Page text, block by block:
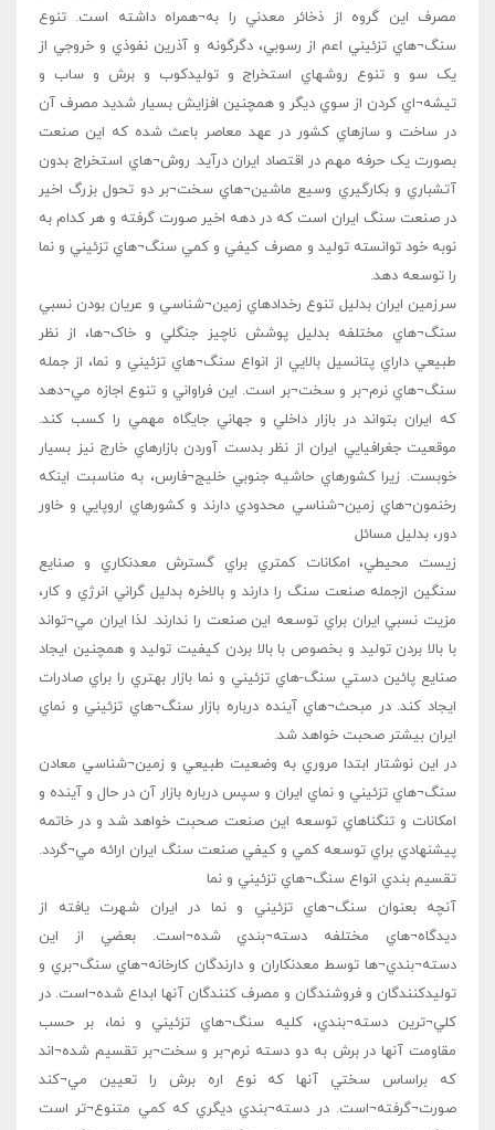
مصرف اين گروه از ذخائر معدني را به¬همراه داشته است. تنوع
سنگ¬هاي تزئيني اعم از رسوبي، دگرگونه و آذرين نفوذي و خروجي از
يک سو و تنوع روشهاي استخراج و توليدکوب و برش و ساب و
تيشه¬اي کردن از سوي ديگر و همچنين افزايش بسيار شديد مصرف آن
در ساخت و سازهاي کشور در عهد معاصر باعث شده که اين صنعت
بصورت يک حرفه مهم در اقتصاد ايران درآيد. روش¬هاي استخراج بدون
آتشباري و بکارگيري وسيع ماشين¬هاي سخت¬بر دو تحول بزرگ اخير
در صنعت سنگ ايران است که در دهه اخير صورت گرفته و هر کدام به
نوبه خود توانسته توليد و مصرف کيفي و کمي سنگ¬هاي تزئيني و نما
را توسعه دهد.
سرزمين ايران بدليل تنوع رخدادهاي زمين¬شناسي و عريان بودن نسبي
سنگ¬هاي مختلفه بدليل پوشش ناچيز جنگلي و خاک¬ها، از نظر
طبيعي داراي پتانسيل بالايي از انواع سنگ¬هاي تزئيني و نما، از جمله
سنگ¬هاي نرم¬بر و سخت¬بر است. اين فراواني و تنوع اجازه مي¬دهد
که ايران بتواند در بازار داخلي و جهاني جايگاه مهمي را کسب کند.
موقعيت جغرافيايي ايران از نظر بدست آوردن بازارهاي خارج نيز بسيار
خوبست. زيرا کشورهاي حاشيه جنوبي خليج¬فارس، به مناسبت اينکه
رخنمون¬هاي زمين¬شناسي محدودي دارند و کشورهاي اروپايي و خاور
دور، بدليل مسائل
زيست محيطي، امکانات کمتري براي گسترش معدنکاري و صنايع
سنگين ازجمله صنعت سنگ را دارند و بالاخره بدليل گراني انرژي و کار،
مزيت نسبي ايران براي توسعه اين صنعت را ندارند. لذا ايران مي¬تواند
با بالا بردن توليد و بخصوص با بالا بردن کيفيت توليد و همچنين ايجاد
صنايع پائين دستي سنگ-هاي تزئيني و نما بازار بهتري را براي صادرات
ايجاد کند. در مبحث¬هاي آينده درباره بازار سنگ¬هاي تزئيني و نماي
ايران بيشتر صحبت خواهد شد.
در اين نوشتار ابتدا مروري به وضعيت طبيعي و زمين¬شناسي معادن
سنگ¬هاي تزئيني و نماي ايران و سپس درباره بازار آن در حال و آينده و
امکانات و تنگناهاي توسعه اين صنعت صحبت خواهد شد و در خاتمه
پيشنهادي براي توسعه کمي و کيفي صنعت سنگ ايران ارائه مي¬گردد.
تقسيم بندي انواع سنگ¬هاي تزئيني و نما
آنچه بعنوان سنگ¬هاي تزئيني و نما در ايران شهرت يافته از
ديدگاه¬هاي مختلفه دسته¬بندي شده¬است. بعضي از اين
دسته¬بندي¬ها توسط معدنکاران و دارندگان کارخانه¬هاي سنگ¬بري و
توليدکنندگان و فروشندگان و مصرف کنندگان آنها ابداع شده¬است. در
کلي¬ترين دسته¬بندي، کليه سنگ¬هاي تزئيني و نما، بر حسب
مقاومت آنها در برش به دو دسته نرم¬بر و سخت¬بر تقسيم شده¬اند
که براساس سختي آنها که نوع اره برش را تعيين مي¬کند
صورت¬گرفته¬است. در دسته¬بندي ديگري که کمي متنوع¬تر است